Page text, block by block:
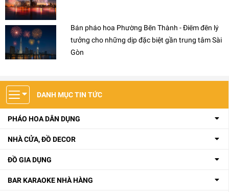
DANH MỤC TIN TỨC
PHÁO HOA DÂN DỤNG
NHÀ CỬA, ĐỒ DECOR
ĐỒ GIA DỤNG
BAR KARAOKE NHÀ HÀNG
Bán pháo hoa Phường Bến Thành - Điểm đến lý
tưởng cho những dịp đặc biệt gần trung tâm Sài
Gòn